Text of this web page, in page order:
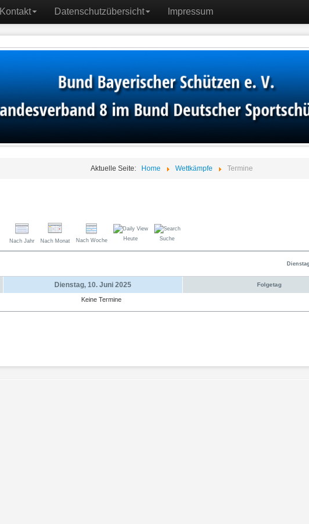
Kontakt Datenschutzübersicht Impressum
Aktuelle Seite: Home Wettkämpfe Termine
Nach Jahr Nach Monat Nach Woche Heute Suche
Dienstag, 10. Juni 2025 Folgetag
Keine Termine